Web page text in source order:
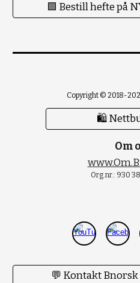
🟪 Bestill hefte på
Copyright © 2018-
🛍
Om
Org.nr.: 930
💬 Kontakt Bnorsk